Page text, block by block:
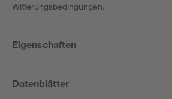
Witterungsbedingungen.
Eigenschaften
Datenblätter